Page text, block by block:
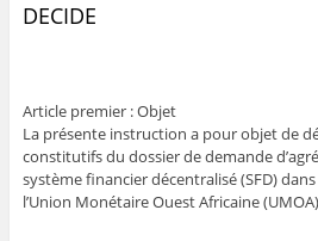
DECIDE
Article premier : Objet
La présente instruction a pour objet de
constitutifs du dossier de demande
système financier décentralisé (SFD)
l’Union Monétaire Ouest Africaine